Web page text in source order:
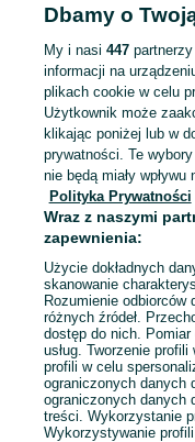
POLSKA
KATEGORIA
Mapa kategorii
Mapa miejscowości
Mapa ministron
Popularne wyszukiwania
Dbamy o
My i nasi 447partnerzy
informacji na
plikach cookie w celu
Użytkownik może
klikając poniżej lub w
prywatności. Te
nie będą miały
Polityka Prywatności
Wraz z naszymi
zapewnienia:
Użycie dokładnych
skanowanie
Rozumienie
różnych źródeł.
dostęp do nich.
usług. Tworzenie
profili w celu
ograniczonych danych
ograniczonych danych
treści. Wykorzystanie
Wykorzystywanie